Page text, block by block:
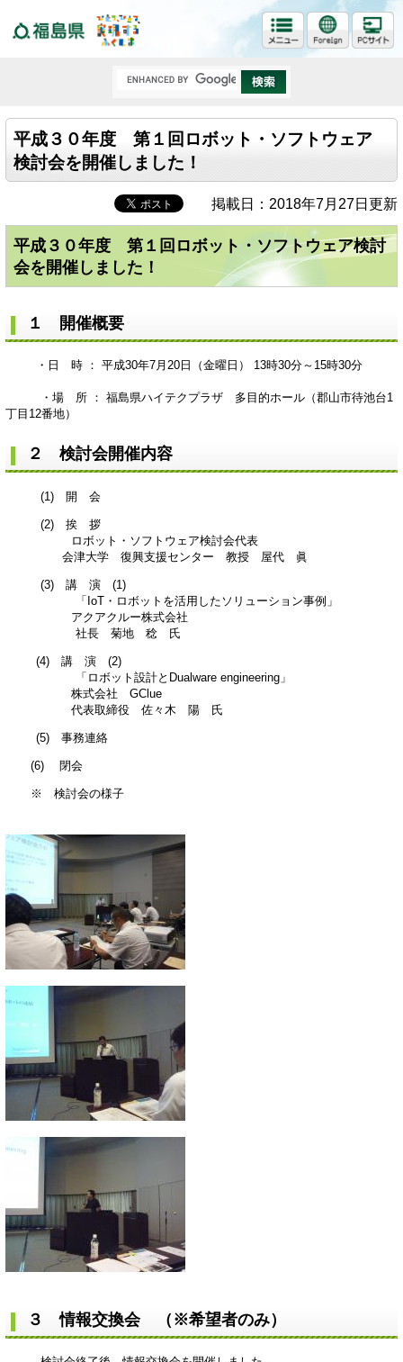
平成３０年度 第１回ロボット・ソフトウェア
検討会を開催しました！
掲載日：2018年7月27日更新
平成３０年度 第１回ロボット・ソフトウェア検討
会を開催しました！
１ 開催概要
・日 時 ： 平成30年7月20日（金曜日） 13時30分～15時30分
・場 所 ： 福島県ハイテクプラザ 多目的ホール（郡山市待池台1
丁目12番地）
２ 検討会開催内容
(1) 開 会
(2) 挨 拶
ロボット・ソフトウェア検討会代表
会津大学 復興支援センター 教授 屋代 眞
(3) 講 演 (1)
「IoT・ロボットを活用したソリューション事例」
アクアクルー株式会社
社長 菊地 稔 氏
(4) 講 演 (2)
「ロボット設計とDualware engineering」
株式会社 GClue
代表取締役 佐々木 陽 氏
(5) 事務連絡
(6) 閉会
※ 検討会の様子
３ 情報交換会 （※希望者のみ）